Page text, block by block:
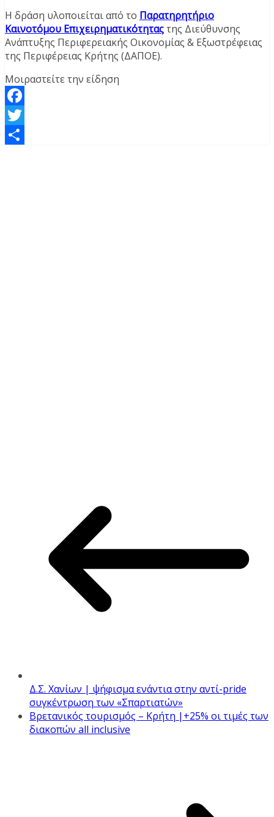
Η δράση υλοποιείται από το Παρατηρητήριο
Καινοτόμου Επιχειρηματικότηταςτης Διεύθυνσης
Ανάπτυξης Περιφερειακής Οικονομίας & Εξωστρέφειας
της Περιφέρειας Κρήτης (ΔΑΠΟΕ).
Μοιραστείτε την είδηση
Facebook
Twitter
Δ.Σ. Χανίων | ψήφισμα ενάντια στην αντί-pride
συγκέντρωση των «Σπαρτιατών»
Βρετανικός τουρισμός – Κρήτη |+25% οι τιμές των
διακοπών all inclusive